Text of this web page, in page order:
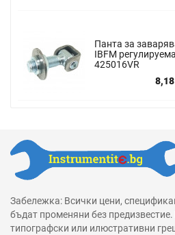
Панта за
IBFM
425016VR
Забележка: Всички цени,
бъдат променяни без
типографски или илюстративни